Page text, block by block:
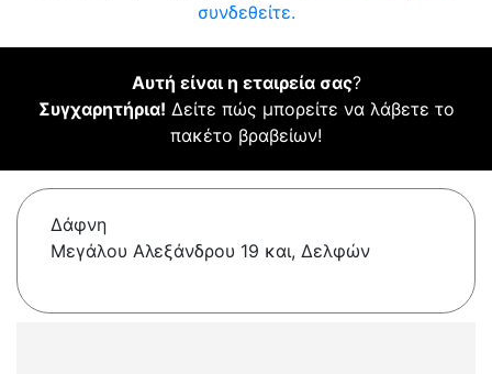
συνδεθείτε.
Αυτή είναι η εταιρεία σας?
Συγχαρητήρια! Δείτε πώς μπορείτε να λάβετε το
πακέτο βραβείων!
Δάφνη
Μεγάλου Αλεξάνδρου 19 και, Δελφών